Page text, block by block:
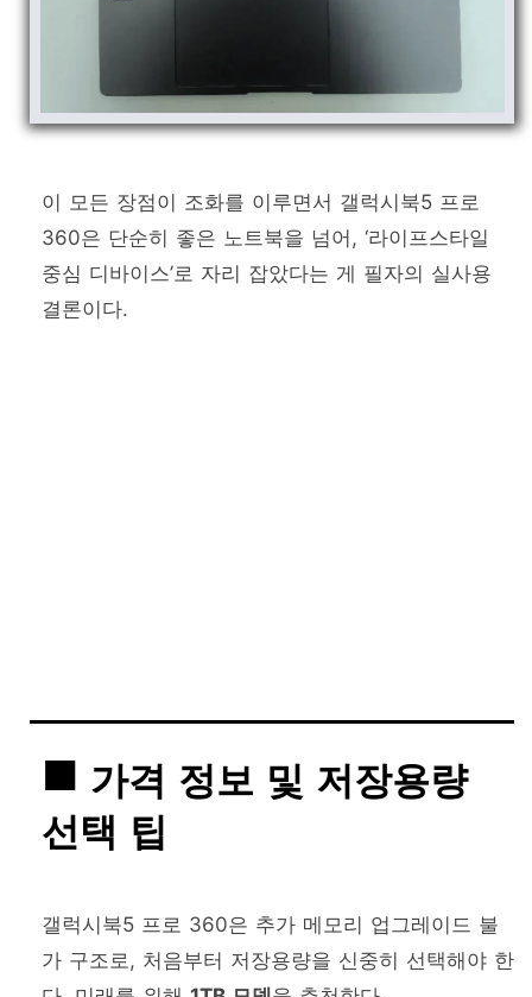
이 모든 장점이 조화를 이루면서 갤럭시북5 프로
360은 단순히 좋은 노트북을 넘어, ‘라이프스타일
중심 디바이스’로 자리 잡았다는 게 필자의 실사용
결론이다.
가격 정보 및 저장용량
선택 팁
갤럭시북5 프로 360은 추가 메모리 업그레이드 불
가 구조로, 처음부터 저장용량을 신중히 선택해야 한